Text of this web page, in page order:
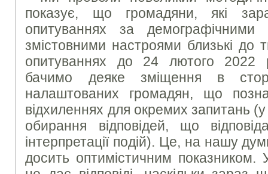
показує, що громадяни, які
опитуваннях за демографічними
змістовними настроями близькі до
опитуваннях до 24 лютого 2022
бачимо деяке зміщення в
налаштованих громадян, що
відхиленнях для окремих запитань
обирання відповідей, що
інтерпретації подій). Це, на нашу
досить оптимістичним показником.